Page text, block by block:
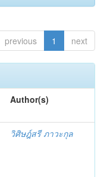
previous 1 next
Author(s)
วิศิษฎ์สรี ภาวะกุล